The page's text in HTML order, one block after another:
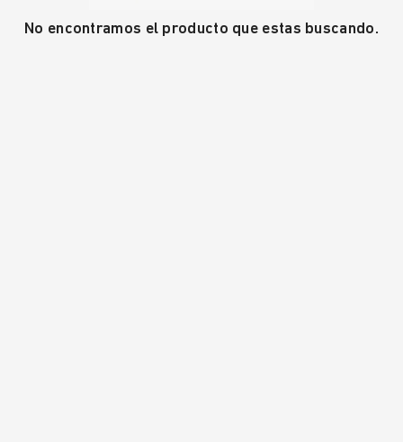
No encontramos el producto que estas buscando.